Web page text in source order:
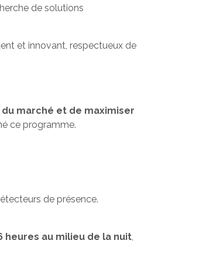
de solutions
et innovant, respectueux de
marché et de maximiser
ce programme.
de présence.
heures au milieu de la nuit,